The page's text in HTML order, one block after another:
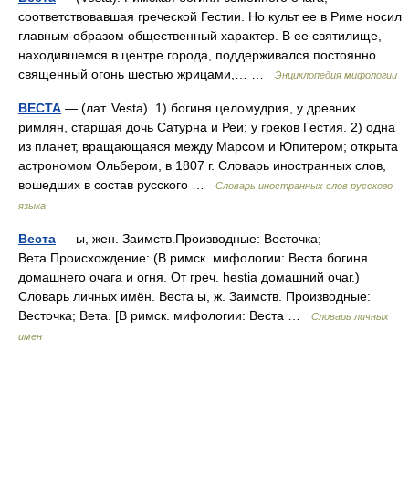
соответствовавшая греческой Гестии. Но культ ее в Риме носил
главным образом общественный характер. В ее святилище,
находившемся в центре города, поддерживался постоянно
священный огонь шестью жрицами,… …
Энциклопедия мифологии
ВЕСТА — (лат. Vesta). 1) богиня целомудрия, у древних
римлян, старшая дочь Сатурна и Реи; у греков Гестия. 2) одна
из планет, вращающаяся между Марсом и Юпитером; открыта
астрономом Ольбером, в 1807 г. Словарь иностранных слов,
вошедших в состав русского …
Словарь иностранных слов русского
языка
Веста — ы, жен. Заимств.Производные: Весточка;
Вета.Происхождение: (В римск. мифологии: Веста богиня
домашнего очага и огня. От греч. hestia домашний очаг.)
Словарь личных имён. Веста ы, ж. Заимств. Производные:
Весточка; Вета. [В римск. мифологии: Веста …
Словарь личных
имен